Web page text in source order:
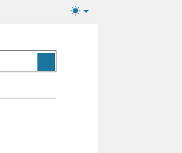
Lichte/donkere